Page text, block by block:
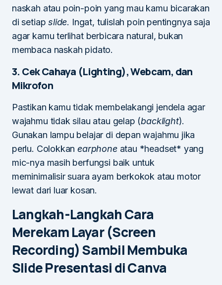
naskah atau poin-poin yang mau kamu bicarakan
di setiapslide. Ingat, tulislah poin pentingnya saja
agar kamu terlihat berbicara natural, bukan
membaca naskah pidato.
3. Cek Cahaya (Lighting), Webcam, dan
Mikrofon
Pastikan kamu tidak membelakangi jendela agar
wajahmu tidak silau atau gelap (backlight).
Gunakan lampu belajar di depan wajahmu jika
perlu. Colokkanearphoneatau *headset* yang
mic-nya masih berfungsi baik untuk
meminimalisir suara ayam berkokok atau motor
lewat dari luar kosan.
Langkah-Langkah Cara
Merekam Layar (Screen
Recording) Sambil Membuka
Slide Presentasi di Canva